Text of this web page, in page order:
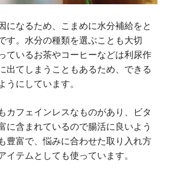
になるため、こまめに水分補給をと
す。水分の種類を選ぶことも大切
ているお茶やコーヒーなどは利尿作
出てしまうこともあるため、できる
うにしています。
カフェインレスなものがあり、ビタ
に含まれているので腸活に良いよう
豊富で、悩みに合わせた取り入れ方
イテムとしても使っています。